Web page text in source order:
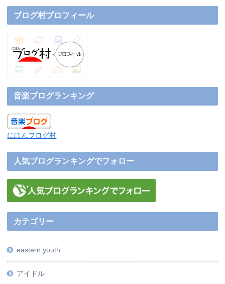
ブログ村プロフィール
音楽ブログランキング
にほんブログ村
人気ブログランキングでフォロー
カテゴリー
eastern youth
アイドル